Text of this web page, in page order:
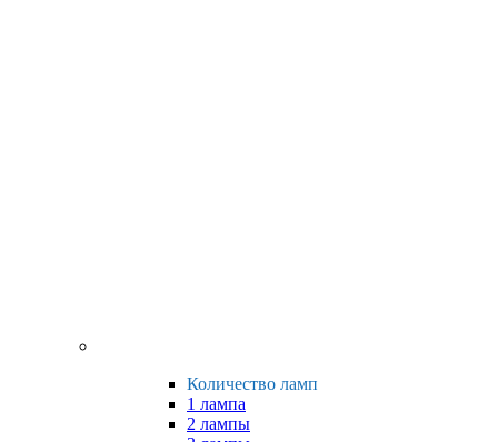
Количество ламп
1 лампа
2 лампы